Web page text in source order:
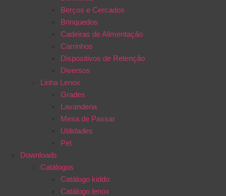
Berços e Cercados
Brinquedos
Cadeiras de Alimentação
Carrinhos
Dispositivos de Retenção
Diversos
Linha Lenox
Grades
Lavanderia
Mesa de Passar
Utilidades
Pet
Downloads
Catálogos
Catálogo kiddo
Catálogo lenox